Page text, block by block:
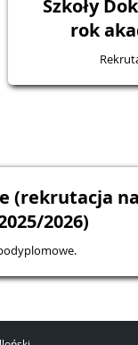
Szkoły
rok
(rekrutacja na
2026)